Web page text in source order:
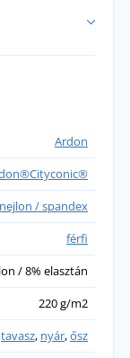
a
és
áru és
Ardon
nejlon / spandex
férfi
/ 8% elasztán
220 g/m2
tavasz, nyár,ősz